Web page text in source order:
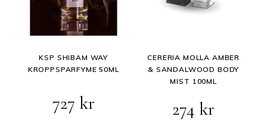
KSP SHIBAM WAY
KROPPSPARFYME 50ML
727 kr
CERERIA MOLLA AMBER
& SANDALWOOD BODY
MIST 100ML
Opprinnelig
274kr